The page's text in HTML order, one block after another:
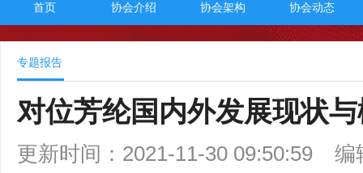
首页 协会介绍 协会架构 协会动态
专题报告
对位芳纶国内外发展现状
更新时间：2021-11-30 09:50:59 编